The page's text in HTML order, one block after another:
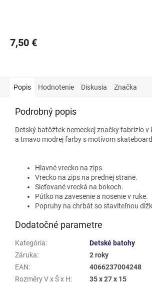
7,50 €
Popis Hodnotenie Diskusia Značka
Podrobný popis
Detský batôžtek nemeckej značky fabrizio v
a tmavo modrej farby s motívom
Hlavné vrecko na zips.
Vrecko na zips na prednej strane.
Sieťované vrecká na bokoch.
Pútko na zavesenie a nosenie v ruke.
Popruhy na chrbát so staviteľnou
Dodatočné parametre
Kategória:
Detské batohy
Záruka:
2 roky
EAN:
4066237004248
Rozměry V x Š x H:
35 x 27 x 15